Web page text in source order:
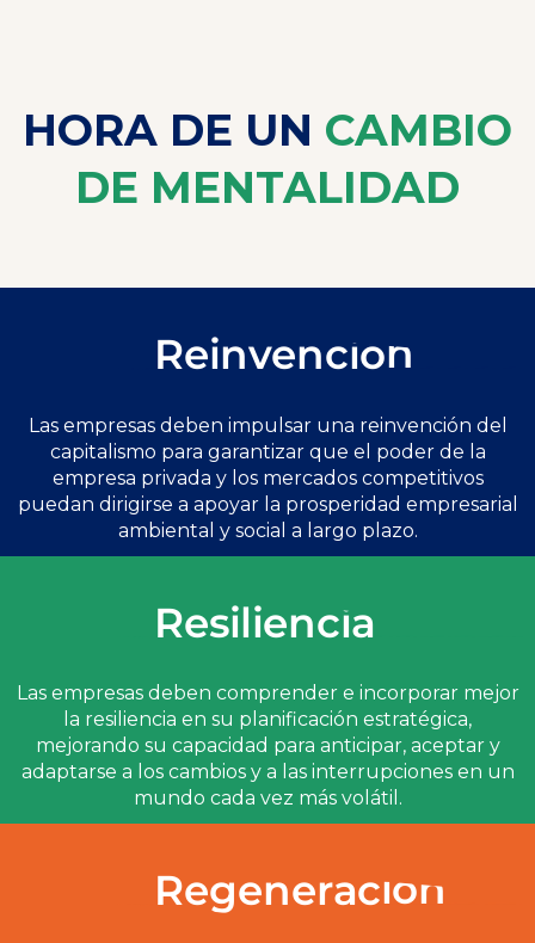
HORA DE UN CAMBIO
DE MENTALIDAD
Reinvención
Las empresas deben impulsar una reinvención del
capitalismo para garantizar que el poder de la
empresa privada y los mercados competitivos
puedan dirigirse a apoyar la prosperidad empresarial
ambiental y social a largo plazo.
Resiliencia
Las empresas deben comprender e incorporar mejor
la resiliencia en su planificación estratégica,
mejorando su capacidad para anticipar, aceptar y
adaptarse a los cambios y a las interrupciones en un
mundo cada vez más volátil.
Regeneración